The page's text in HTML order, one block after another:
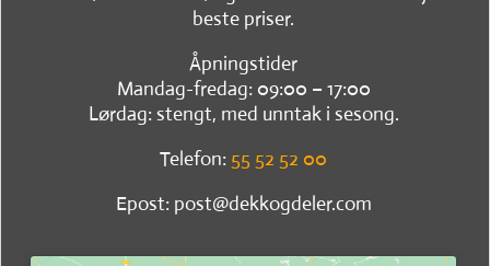
beste priser.
Åpningstider
Mandag-fredag: 09:00 – 17:00
Lørdag: stengt, med unntak i sesong.
Telefon: 55 52 52 00
Epost: post@dekkogdeler.com